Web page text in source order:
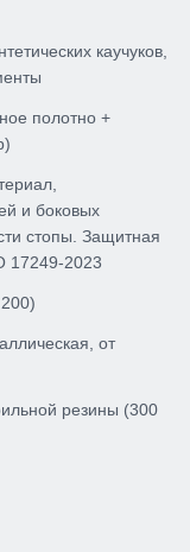
каучуков,
полотно +
и боковых
стопы. Защитная
17249-2023
от
резины (300